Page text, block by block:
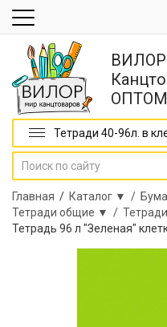
ВИЛОР
ОПТОМ
Тетради 40-96л. в
Главная / Каталог ▼ /
Тетради общие ▼ /
Тетрадь 96 л "Зеленая"